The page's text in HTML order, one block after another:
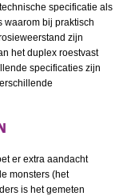
specificatie als
waarom bij praktisch
zijn
het duplex roestvast
specificaties zijn
er extra aandacht
monsters (het
is het gemeten